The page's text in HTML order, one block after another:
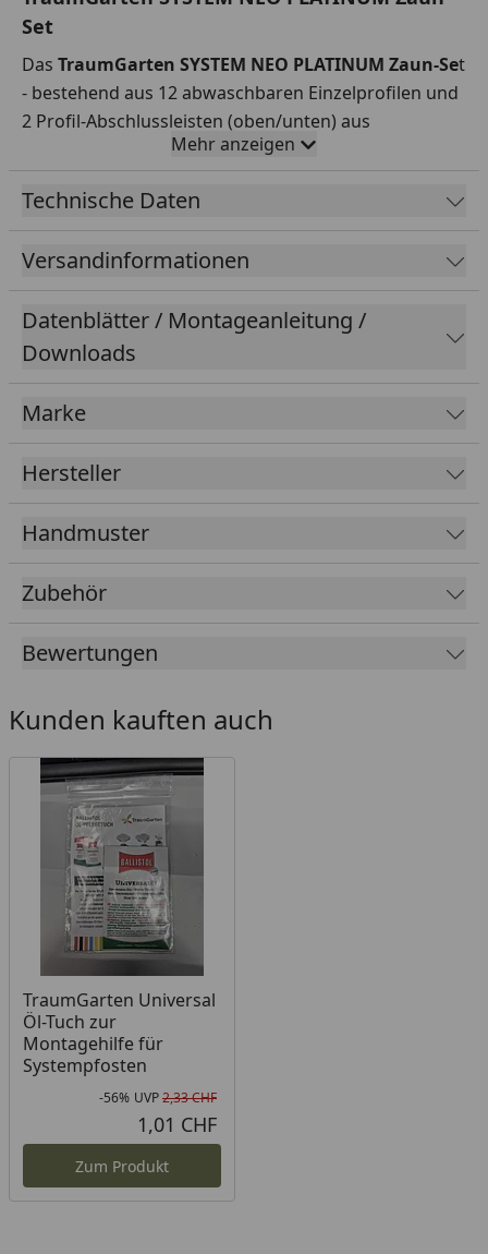
Set
Das TraumGarten SYSTEM NEO PLATINUM Zaun-Set
- bestehend aus 12 abwaschbaren Einzelprofilen und
2 Profil-Abschlussleisten (oben/unten) aus
Aluminium. Eine zusätzliche Ummantelung des
Materials sorgt für eine höhere Fleckenresistenz,
ebenfalls ist das WPC wasserabweisender als sonst.
Entdecken Sie die moderne Variante mit neuer,
rhombusförmiger Profilierung für stilvolle Akzente
und optimale Funktionalität.
Material:WPC co-extrudiert
Breite:1780 mm
Höhe:1840 mm
Farben: Anthrazit, Braun, Taupe-Grau, Lärche
Bei naturfaserverstärkten Holzwerkstoffen wie WPC
sind Farbunterschiede typisch und können
produktions- und chargenbedingt schwanken.
Steckpfosten Basic (Zaunfelder werden einfach in
Pfosten geschoben und ineinander gesteckt)
Bodenbefestigung Steckpfosten (die Pfosten
"TraumGarten Verbundanker-Set für 2
Aufschraubpfosten" aufgeschraubt werden)
Für die Montage von Zaunfeldern an Torpfosten,
Wänden, Carports, etc: "TraumGarten SYSTEM U-
Montageprofil"
Bei Kombinationen mit SYSTEM GLAS- und BOARD-
Elementen verwenden Sie bitte die "TraumGarten
SYSTEM Klemmpfosten" + Zubehör
Optional
TraumGarten Dekorprofile/-gitter
TraumGarten Lichtleiste
Diese Artikel finden Sie im Zubehör Reiter.
Mehr anzeigen
Technische Daten
Versandinformationen
Datenblätter / Montageanleitung /
Downloads
Marke
Hersteller
Handmuster
Zubehör
Bewertungen
Kunden kauften auch
TraumGarten Universal
Öl-Tuch zur
Montagehilfe für
Systempfosten
Rabatt in Prozent
-56%
Ursprünglicher Preis
UVP2,33 CHF
1,01 CHF
Zum Produkt